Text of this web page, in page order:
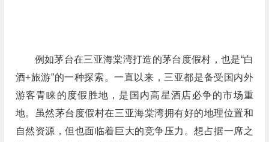
例如茅台在三亚海棠湾打造的茅台度假村，也是“白
酒+旅游”的一种探索。一直以来，三亚都是备受国内外
游客青睐的度假胜地，是国内高星酒店必争的市场重
地。虽然茅台度假村在三亚海棠湾拥有好的地理位置和
自然资源，但也面临着巨大的竞争压力。想占据一席之